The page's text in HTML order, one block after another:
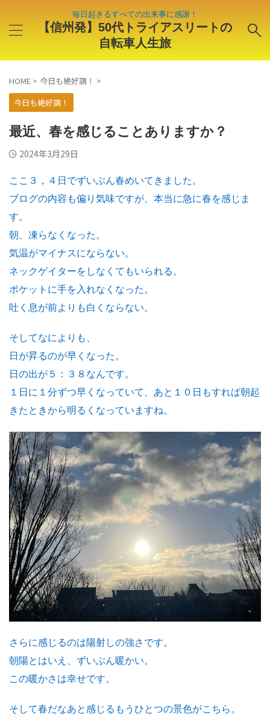
毎日起きるすべての出来事に感謝！
【信州発】50代トライアスリートの
自転車人生旅
HOME > 今日も絶好調！ >
今日も絶好調！
最近、春を感じることありますか？
2024年3月29日
ここ３，４日でずいぶん春めいてきました。
ブログの内容も偏り気味ですが、本当に急に春を感じま
す。
朝、凍らなくなった。
気温がマイナスにならない。
ネックゲイターをしなくてもいられる。
ポケットに手を入れなくなった。
吐く息が前よりも白くならない。
そしてなによりも、
日が昇るのが早くなった。
日の出が５：３８なんです。
１日に１分ずつ早くなっていて、あと１０日もすれば朝起
きたときから明るくなっていますね。
さらに感じるのは陽射しの強さです。
朝陽とはいえ、ずいぶん暖かい。
この暖かさは幸せです。
そして春だなあと感じるもうひとつの景色がこちら。